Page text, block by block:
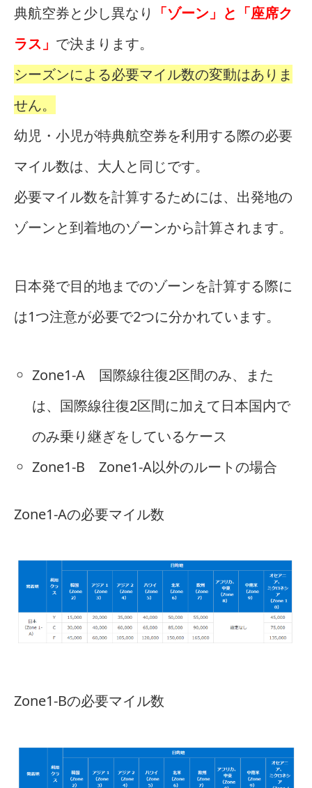
典航空券と少し異なり
「ゾーン」と「座席ク
ラス」 で決まります。
シーズンによる必要マイル数の変動はありま
せん。
幼児・小児が特典航空券を利用する際の必要
マイル数は、大人と同じです。
必要マイル数を計算するためには、出発地の
ゾーンと到着地のゾーンから計算されます。
日本発で目的地までのゾーンを計算する際に
は1つ注意が必要で2つに分かれています。
Zone1-A 国際線往復2区間のみ、また
は、国際線往復2区間に加えて日本国内で
のみ乗り継ぎをしているケース
Zone1-B Zone1-A以外のルートの場合
Zone1-Aの必要マイル数
Zone1-Bの必要マイル数